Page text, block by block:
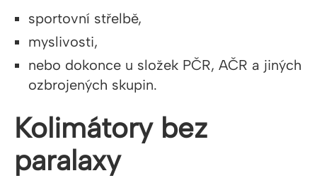
sportovní střelbě,
myslivosti,
nebo dokonce u složek PČR, AČR a jiných
ozbrojených skupin.
Kolimátory bez
paralaxy